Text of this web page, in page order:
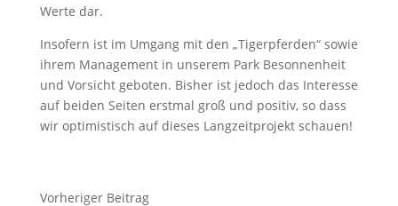
Werte dar.
Insofern ist im Umgang mit den „Tigerpferden“ sowie
ihrem Management in unserem Park Besonnenheit
und Vorsicht geboten. Bisher ist jedoch das Interesse
auf beiden Seiten erstmal groß und positiv, so dass
wir optimistisch auf dieses Langzeitprojekt schauen!
Vorheriger Beitrag